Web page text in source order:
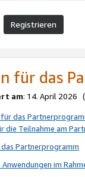
Registrieren
für das
am: 14. April 2026
das
die Teilnahme am
Partnerprogramm
im